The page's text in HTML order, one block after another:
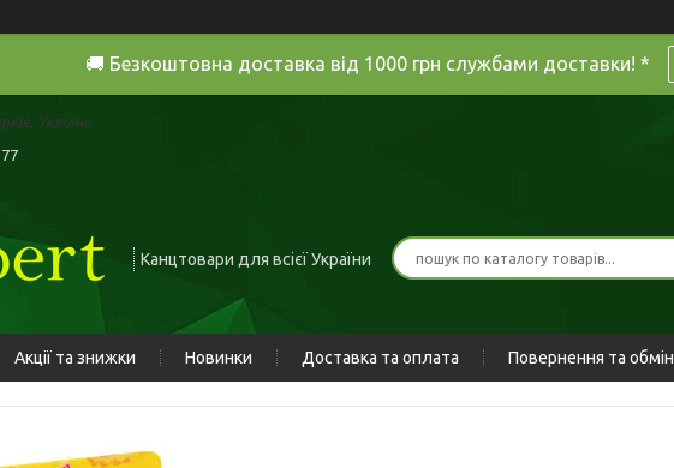
🚚 Безкоштовна доставка від 1000 грн службами доставки! *
Україна
Канцтовари для всієї України
Акції та знижки Новинки Доставка та оплата Повернення та обмін